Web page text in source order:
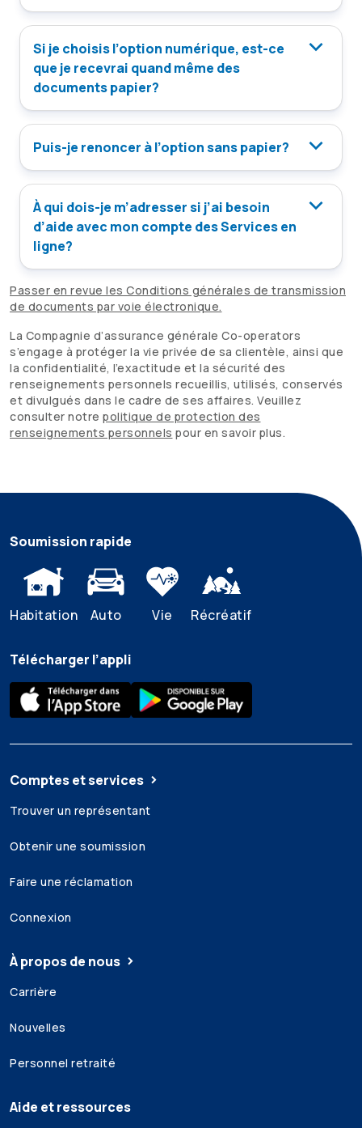
Si je choisis l’option numérique, est-ce
que je recevrai quand même des
documents papier?
Puis-je renoncer à l’option sans papier?
À qui dois-je m’adresser si j’ai besoin
d’aide avec mon compte des Services en
ligne?
Passer en revue les Conditions générales de transmission
de documents par voie électronique.
La Compagnie d’assurance générale Co-operators
s’engage à protéger la vie privée de sa clientèle, ainsi que
la confidentialité, l’exactitude et la sécurité des
renseignements personnels recueillis, utilisés, conservés
et divulgués dans le cadre de ses affaires. Veuillez
consulter notre politique de protection des
renseignements personnels pour en savoir plus.
Soumission rapide
Habitation Auto Vie Récréatif
Télécharger l’appli
Comptes et services
Trouver un représentant
Obtenir une soumission
Faire une réclamation
Connexion
À propos de nous
Carrière
Nouvelles
Personnel retraité
Aide et ressources